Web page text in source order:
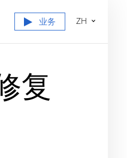
业务 ZH
复